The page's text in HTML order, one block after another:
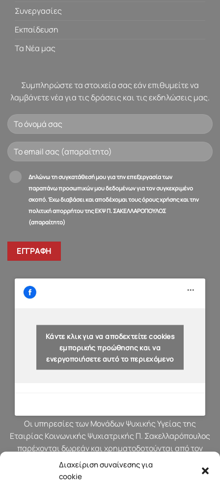
Διαχείριση συναίνεσης για
cookie
Συνεργασίες
Εκπαίδευση
Τα Νέα μας
Συμπληρώστε τα στοιχεία σας εάν επιθυμείτε να
λαμβάνετε νέα για τις δράσεις και τις εκδηλώσεις μας.
Δηλώνω τη συγκατάθεσή μου για την επεξεργασία των
παραπάνω προσωπικών μου δεδομένων για τον συγκεκριμένο
σκοπό. Έχω διαβάσει και αποδέχομαι τους όρους χρήσης και την
πολιτική απορρήτου της ΕΚΨ Π. ΣΑΚΕΛΛΑΡΟΠΟΥΛΟΣ
(απαραίτητο)
Κάντε κλικ για να αποδεχτείτε cookies
εμπορικής προώθησης και να
ενεργοποιήσετε αυτό το περιεχόμενο
Οι υπηρεσίες των Μονάδων Ψυχικής Υγείας της
Εταιρίας Κοινωνικής Ψυχιατρικής Π. Σακελλαρόπουλος
παρέχονται δωρεάν και χρηματοδοτούνται από τον
προϋπολογισμό του Υπουργείου Υγείας.